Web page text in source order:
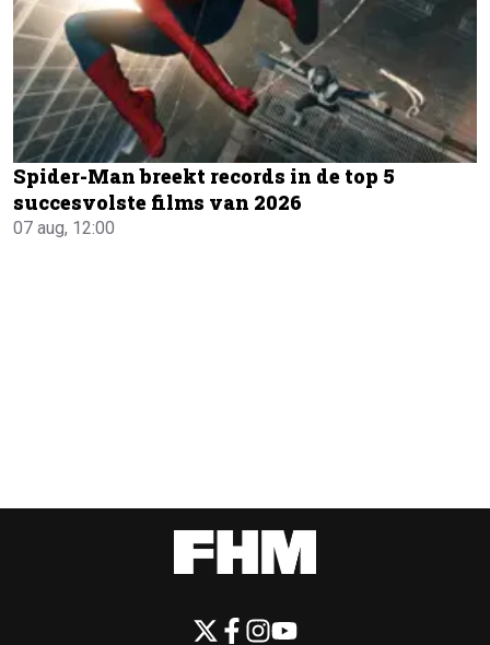
Spider-Man breekt records in de top 5
succesvolste films van 2026
07 aug, 12:00